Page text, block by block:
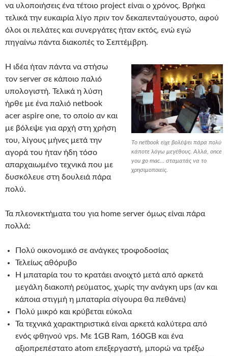
να υλοποιήσεις ένα τέτοιο project είναι ο χρόνος. Βρήκα
τελικά την ευκαιρία λίγο πριν τον δεκαπενταύγουστο, αφού
όλοι οι πελάτες και συνεργάτες ήταν εκτός, ενώ εγώ
πηγαίνω πάντα διακοπές το Σεπτέμβρη.
Το netbook είχε βολέψει πάρα πολύ
κάποτε λόγω μεγέθους. Αλλά, once
you go mac… σταματάς να το
χρησιμοποιείς.
Η ιδέα ήταν πάντα να στήσω
τον server σε κάποιο παλιό
υπολογιστή. Τελικά η λύση
ήρθε με ένα παλιό netbook
acer aspire one, το οποίο αν και
με βόλεψε για αρχή στη χρήση
του, λίγους μήνες μετά την
αγορά του ήταν ήδη τόσο
απαρχαιωμένο τεχνικά που με
δυσκόλευε στη δουλειά πάρα
πολύ.
Τα πλεονεκτήματα του για home server όμως είναι πάρα
πολλά:
Πολύ οικονομικό σε ανάγκες τροφοδοσίας
Τελείως αθόρυβο
Η μπαταρία του το κρατάει ανοιχτό μετά από αρκετά
μεγάλη διακοπή ρεύματος, χωρίς την ανάγκη ups (αν και
κάποια στιγμή η μπαταρία σίγουρα θα πεθάνει)
Πολύ μικρό και κρύβεται εύκολα
Τα τεχνικά χαρακτηριστικά είναι αρκετά καλύτερα από
ενός φθηνού vps. Με 1GB Ram, 160GB και ένα
αξιοπρεπέστατο atom επεξεργαστή, μπορώ να τρέξω